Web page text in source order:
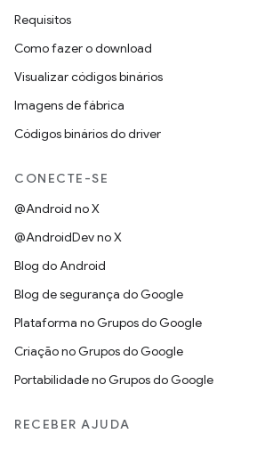
Requisitos
Como fazer o download
Visualizar códigos binários
Imagens de fábrica
Códigos binários do driver
CONECTE-SE
@Android no X
@AndroidDev no X
Blog do Android
Blog de segurança do Google
Plataforma no Grupos do Google
Criação no Grupos do Google
Portabilidade no Grupos do Google
RECEBER AJUDA